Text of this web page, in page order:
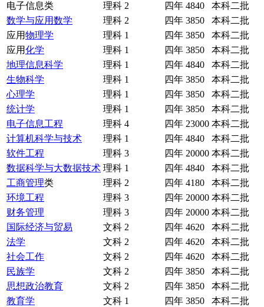
电子信息类
理科 2 四年 4840
本科二批
数学与应用数学
理科 2 四年 3850
本科二批
应用物理学 理科 1 四年 3850
本科二批
应用化学 理科 1 四年 3850
本科二批
地理信息科学
理科 1 四年 4840
本科二批
生物科学
理科 1 四年 3850
本科二批
心理学
理科 1 四年 3850
本科二批
统计学
理科 1 四年 3850
本科二批
电子信息工程
理科 4 四年 23000 本科二批
计算机科学与技术
理科 1 四年 4840
本科二批
软件工程
理科 3 四年 20000 本科二批
数据科学与大数据技术 理科 1 四年 4840
本科二批
工商管理类 理科 2 四年 4180
本科二批
环境工程
理科 3 四年 20000 本科二批
财务管理
理科 3 四年 20000 本科二批
国际经济与贸易
文科 2 四年 4620
本科二批
法学
文科 2 四年 4620
本科二批
社会工作
文科 2 四年 4620
本科二批
民族学
文科 2 四年 3850
本科二批
思想政治教育
文科 2 四年 3850
本科二批
教育学
文科 1 四年 3850
本科二批